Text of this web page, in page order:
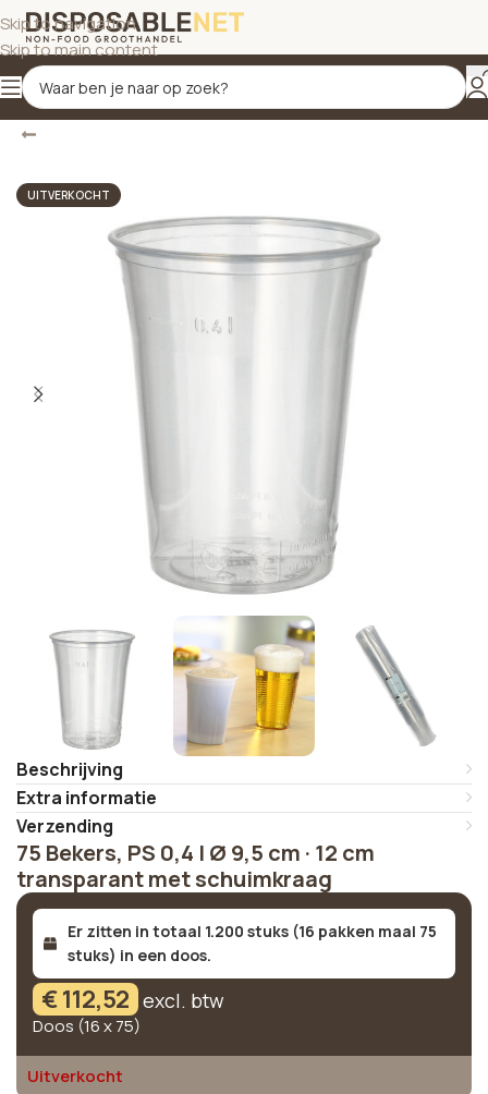
Skip to navigation
Skip to main content
Terug Home/Bekers/Drinkbekers
UITVERKOCHT
Beschrijving
Extra informatie
Verzending
75 Bekers, PS 0,4 l Ø 9,5 cm · 12 cm
transparant met schuimkraag
Er zitten in totaal 1.200 stuks (16 pakken maal 75
stuks) in een doos.
€112,52 excl. btw
Doos (16 x 75)
Uitverkocht